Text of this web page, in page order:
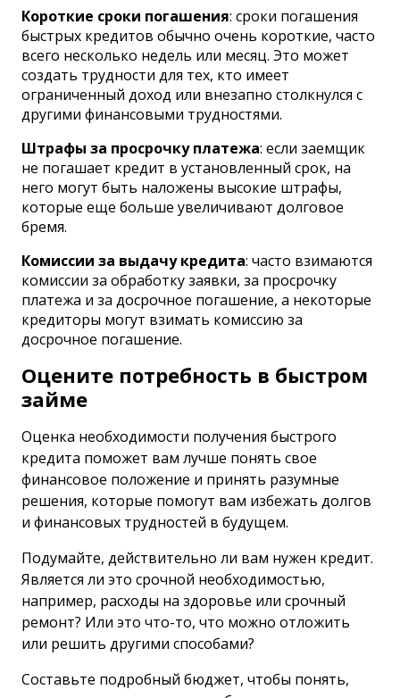
Короткие сроки погашения: сроки погашения
быстрых кредитов обычно очень короткие, часто
всего несколько недель или месяц. Это может
создать трудности для тех, кто имеет
ограниченный доход или внезапно столкнулся с
другими финансовыми трудностями.
Штрафы за просрочку платежа: если заемщик
не погашает кредит в установленный срок, на
него могут быть наложены высокие штрафы,
которые еще больше увеличивают долговое
бремя.
Комиссии за выдачу кредита: часто взимаются
комиссии за обработку заявки, за просрочку
платежа и за досрочное погашение, а некоторые
кредиторы могут взимать комиссию за
досрочное погашение.
Оцените потребность в быстром
займе
Оценка необходимости получения быстрого
кредита поможет вам лучше понять свое
финансовое положение и принять разумные
решения, которые помогут вам избежать долгов
и финансовых трудностей в будущем.
Подумайте, действительно ли вам нужен кредит.
Является ли это срочной необходимостью,
например, расходы на здоровье или срочный
ремонт? Или это что-то, что можно отложить
или решить другими способами?
Составьте подробный бюджет, чтобы понять,